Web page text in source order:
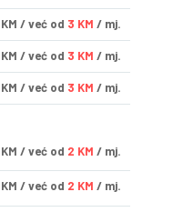
KM / već od 3 KM / mj.
KM / već od 3 KM / mj.
KM / već od 3 KM / mj.
KM / već od 2 KM / mj.
KM / već od 2 KM / mj.